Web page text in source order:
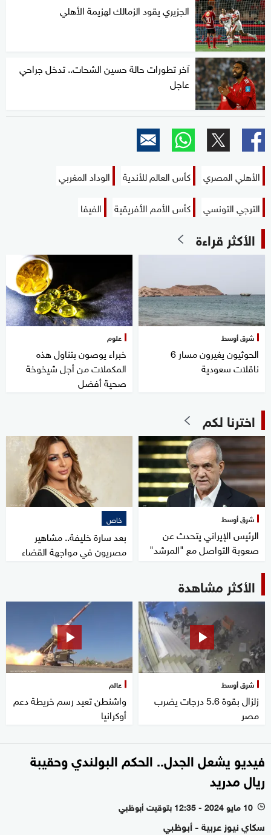
الجزيري يقود الزمالك لهزيمة الأهلي
آخر تطورات حالة حسين الشحات.. تدخل جراحي
عاجل
الأهلي المصري كأس العالم للأندية
الوداد المغربي
الترجي التونسي
كأس الأمم الأفريقية الفيفا
الأكثر قراءة
شرق أوسط
الحوثيون يغيرون مسار 6
ناقلات سعودية
علوم
خبراء يوصون بتناول هذه
المكملات من أجل شيخوخة
صحية أفضل
اخترنا لكم
شرق أوسط
الرئيس الإيراني يتحدث عن
صعوبة التواصل مع "المرشد"
خاص
بعد سارة خليفة.. مشاهير
مصريون في مواجهة القضاء
الأكثر مشاهدة
شرق أوسط
زلزال بقوة 5.6 درجات يضرب
مصر
عالم
واشنطن تعيد رسم خريطة دعم
أوكرانيا
فيديو يشعل الجدل.. الحكم البولندي وحقيبة
ريال مدريد
l 10 مايو 2024 - 12:35 بتوقيت أبوظبي
سكاي نيوز عربية - أبوظبي